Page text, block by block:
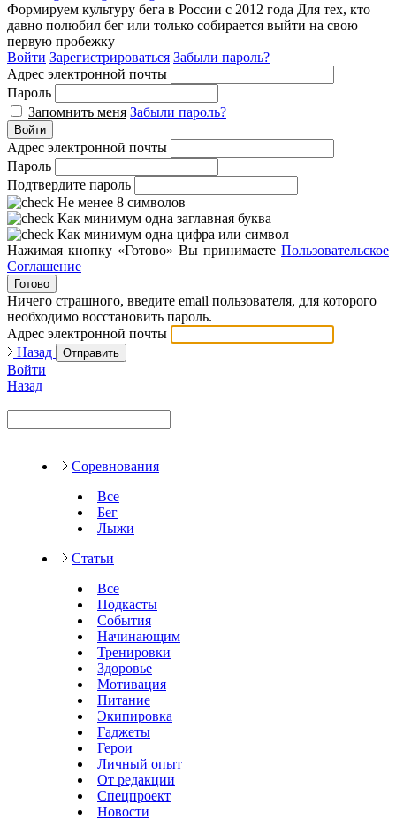
Формируем культуру бега в России с 2012 года Для тех, кто
давно полюбил бег или только собирается выйти на свою
первую пробежку
Войти Зарегистрироваться Забыли пароль?
Адрес электронной почты
Пароль
Запомнить меня Забыли пароль?
Войти
Адрес электронной почты
Пароль
Подтвердите пароль
Не менее 8 символов
Как минимум одна заглавная буква
Как минимум одна цифра или символ
Нажимая кнопку «Готово» Вы принимаете Пользовательское
Соглашение
Готово
Ничего страшного, введите email пользователя, для которого
необходимо восстановить пароль.
Адрес электронной почты
Назад
Отправить
Войти
Назад
Соревнования
Все
Бег
Лыжи
Статьи
Все
Подкасты
События
Начинающим
Тренировки
Здоровье
Мотивация
Питание
Экипировка
Гаджеты
Герои
Личный опыт
От редакции
Спецпроект
Новости